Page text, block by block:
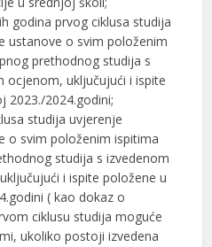
godina prvog ciklusa studija
ustanove o svim položenim
prethodnog studija s
ocjenom, uključujući i ispite
2023./2024.godini;
studija uvjerenje
o svim položenim ispitima
studija s izvedenom
i ispite položene u
( kao dokaz o
ciklusu studija moguće
ukoliko postoji izvedena